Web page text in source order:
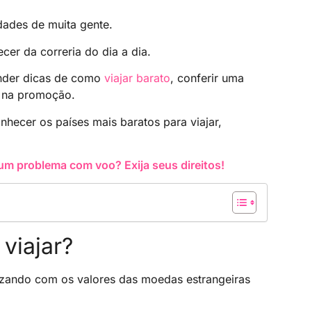
de muita gente.
da correria do dia a dia.
dicas de como viajar barato, conferir uma
promoção.
os países mais baratos para viajar,
problema com voo? Exija seus direitos!
com os valores das moedas estrangeiras